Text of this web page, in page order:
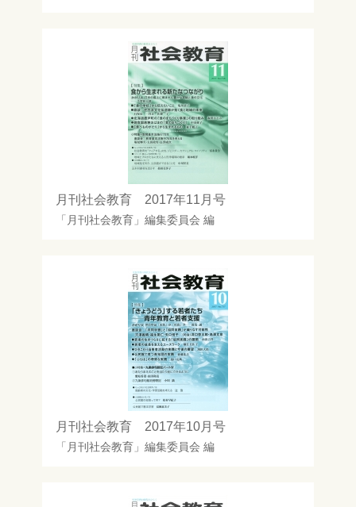
月刊社会教育 2017年11月号
「月刊社会教育」編集委員会 編
月刊社会教育 2017年10月号
「月刊社会教育」編集委員会 編